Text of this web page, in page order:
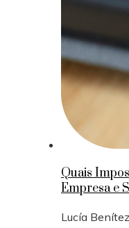
Quais
Empresa e
Lucía Benítez